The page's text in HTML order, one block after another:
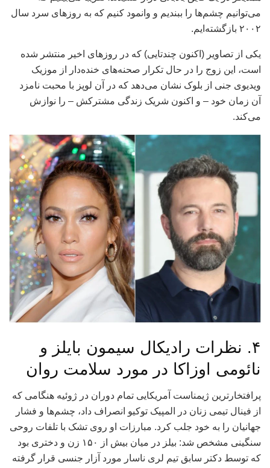
می‌توانیم چشم‌ها را ببندیم و وانمود کنیم که به روزهای سرد سال
۲۰۰۲ بازگشته‌ایم.
یکی از تصاویر (اکنون چندتایی) که در روزهای اخیر منتشر شده
است، این زوج را در حال تکرار صحنه‌های خنده‌دار از موزیک
ویدیوی جنی از بلوک نشان می‌دهد که در آن لوپز با محبت نامزد
آن زمان خود – و اکنون شریک زندگی مشترکش – را نوازش
می‌کند.
۴. نظرات رادیکال سیمون بایلز و
نائومی اوزاکا در مورد سلامت روان
پرافتخارترین ژیمناست آمریکایی تمام دوران در ژوئیه هنگامی که
از فینال تیمی زنان در المپیک توکیو انصراف داد، چشم‌ها و فشار
جهانیان را به خود جلب کرد. مبارزات او روی تشک با تلفات روحی
سنگینی مشخص شد: بیلز در میان بیش از ۱۵۰ زن و دختری بود
که توسط دکتر سابق تیم لری ناسار مورد آزار جنسی قرار گرفته